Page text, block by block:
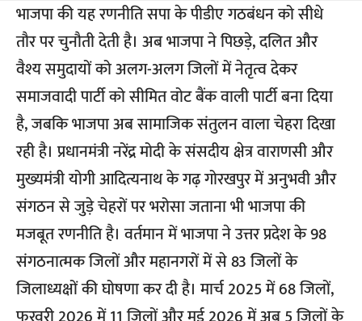
भाजपा की यह रणनीति सपा के पीडीए गठबंधन को सीधे
तौर पर चुनौती देती है। अब भाजपा ने पिछड़े, दलित और
वैश्य समुदायों को अलग-अलग जिलों में नेतृत्व देकर
समाजवादी पार्टी को सीमित वोट बैंक वाली पार्टी बना दिया
है, जबकि भाजपा अब सामाजिक संतुलन वाला चेहरा दिखा
रही है। प्रधानमंत्री नरेंद्र मोदी के संसदीय क्षेत्र वाराणसी और
मुख्यमंत्री योगी आदित्यनाथ के गढ़ गोरखपुर में अनुभवी और
संगठन से जुड़े चेहरों पर भरोसा जताना भी भाजपा की
मजबूत रणनीति है। वर्तमान में भाजपा ने उत्तर प्रदेश के 98
संगठनात्मक जिलों और महानगरों में से 83 जिलों के
जिलाध्यक्षों की घोषणा कर दी है। मार्च 2025 में 68 जिलों,